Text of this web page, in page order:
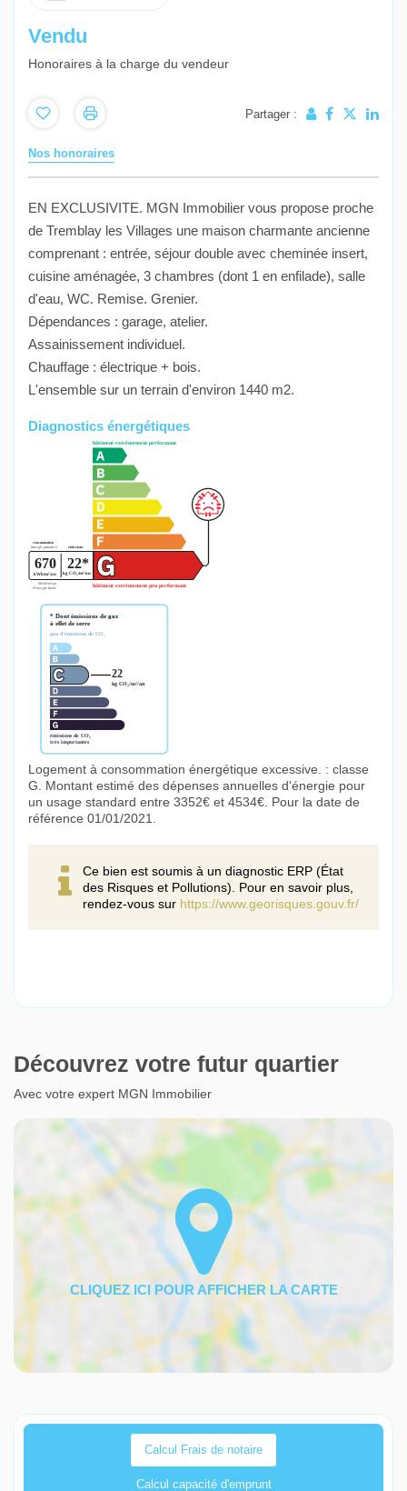
Vendu
Honoraires à la charge du vendeur
Partager :
Nos honoraires
EN EXCLUSIVITE. MGN Immobilier vous propose proche
de Tremblay les Villages une maison charmante ancienne
comprenant : entrée, séjour double avec cheminée insert,
cuisine aménagée, 3 chambres (dont 1 en enfilade), salle
d'eau, WC. Remise. Grenier.
Dépendances : garage, atelier.
Assainissement individuel.
Chauffage : électrique + bois.
L'ensemble sur un terrain d'environ 1440 m2.
Diagnostics énergétiques
Logement à consommation énergétique excessive. : classe
G. Montant estimé des dépenses annuelles d'énergie pour
un usage standard entre 3352€ et 4534€. Pour la date de
référence 01/01/2021.
Ce bien est soumis à un diagnostic ERP (État
des Risques et Pollutions). Pour en savoir plus,
rendez-vous sur https://www.georisques.gouv.fr/
Découvrez votre futur quartier
Avec votre expert MGN Immobilier
Calcul Frais de notaire
Calcul capacité d'emprunt